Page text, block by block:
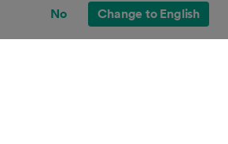
No Change to English